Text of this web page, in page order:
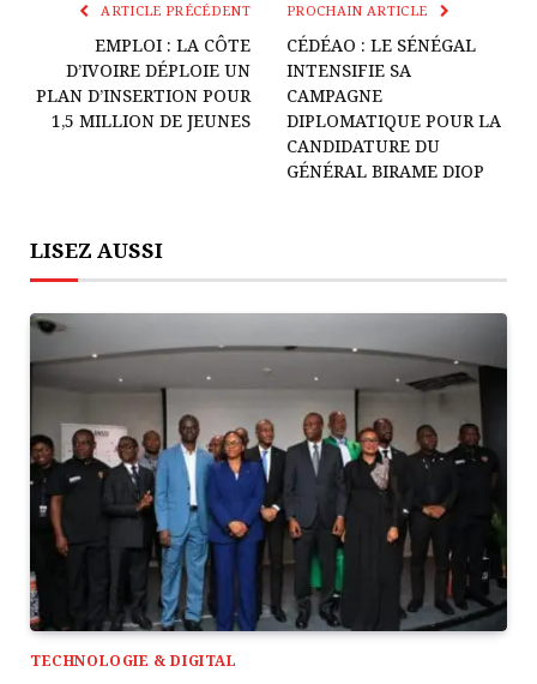
Lien
ARTICLE PRÉCÉDENT
EMPLOI : LA CÔTE
D’IVOIRE DÉPLOIE UN
PLAN D’INSERTION POUR
1,5 MILLION DE JEUNES
PROCHAIN ARTICLE
CÉDÉAO : LE SÉNÉGAL
INTENSIFIE SA
CAMPAGNE
DIPLOMATIQUE POUR LA
CANDIDATURE DU
GÉNÉRAL BIRAME DIOP
LISEZ AUSSI
TECHNOLOGIE & DIGITAL